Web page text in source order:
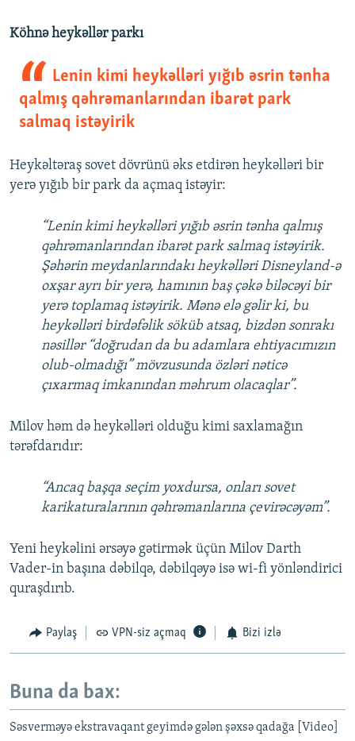
Köhnə heykəllər parkı
Lenin kimi heykəlləri yığıb əsrin tənha
qalmış qəhrəmanlarından ibarət park
salmaq istəyirik
Heykəltəraş sovet dövrünü əks etdirən heykəlləri bir
yerə yığıb bir park da açmaq istəyir:
“Lenin kimi heykəlləri yığıb əsrin tənha qalmış
qəhrəmanlarından ibarət park salmaq istəyirik.
Şəhərin meydanlarındakı heykəlləri Disneyland-ə
oxşar ayrı bir yerə, hamının baş çəkə biləcəyi bir
yerə toplamaq istəyirik. Mənə elə gəlir ki, bu
heykəlləri birdəfəlik söküb atsaq, bizdən sonrakı
nəsillər “doğrudan da bu adamlara ehtiyacımızın
olub-olmadığı” mövzusunda özləri nəticə
çıxarmaq imkanından məhrum olacaqlar”.
Milov həm də heykəlləri olduğu kimi saxlamağın
tərəfdarıdır:
“Ancaq başqa seçim yoxdursa, onları sovet
karikaturalarının qəhrəmanlarına çevirəcəyəm”.
Yeni heykəlini ərsəyə gətirmək üçün Milov Darth
Vader-in başına dəbilqə, dəbilqəyə isə wi-fi yönləndirici
quraşdırıb.
Paylaş VPN-siz açmaq Bizi izlə
Buna da bax:
Səsverməyə ekstravaqant geyimdə gələn şəxsə qadağa [Video]